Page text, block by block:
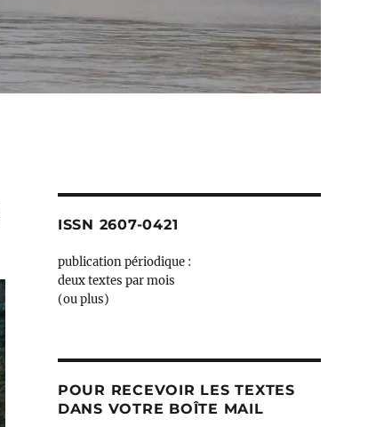
ISSN 2607-0421
publication périodique :
deux textes par mois
(ou plus)
POUR RECEVOIR LES TEXTES
DANS VOTRE BOÎTE MAIL